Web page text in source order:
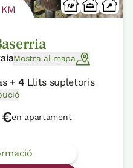
KM
Mostra al mapa
+4Llits supletoris
€en apartament